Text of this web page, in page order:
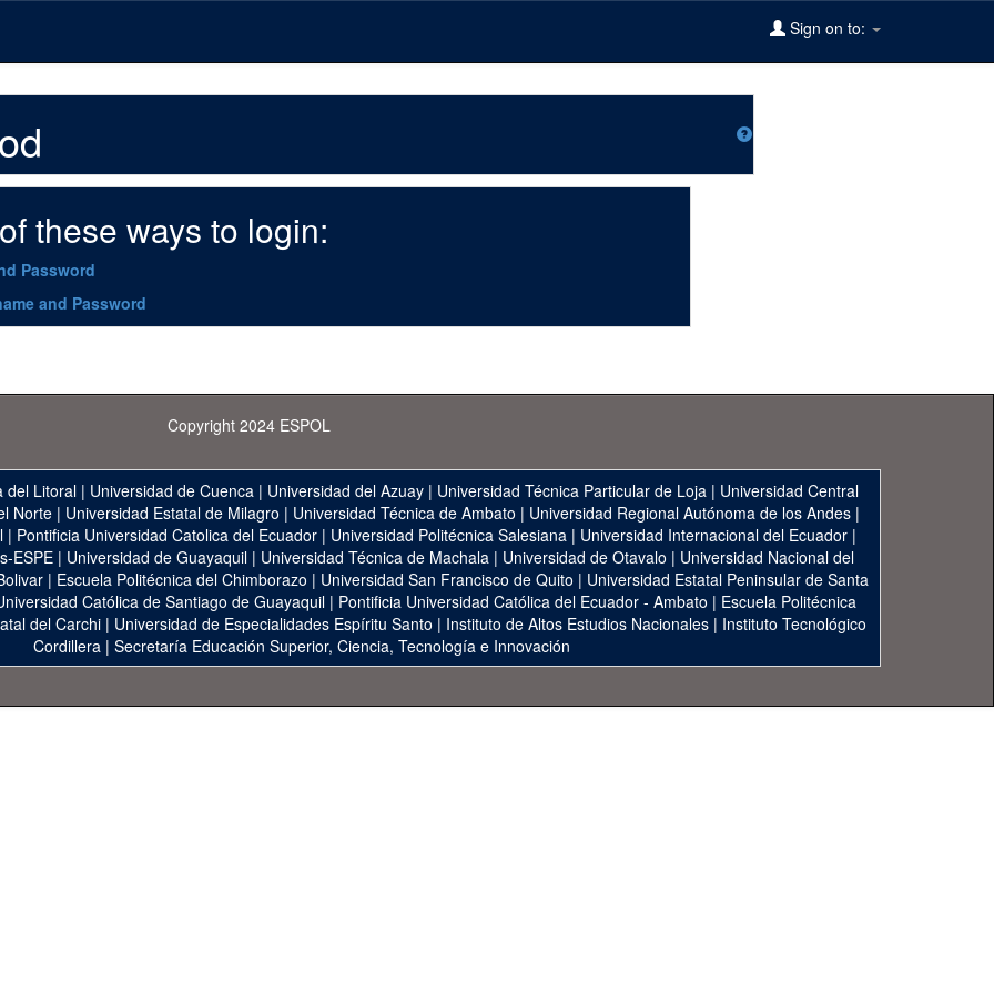
Sign on to:
these ways to login:
Password
and Password
Copyright 2024 ESPOL
del Litoral | Universidad de Cuenca | Universidad del Azuay | Universidad Técnica Particular de Loja | Universidad Central
Norte| Universidad Estatal de Milagro | Universidad Técnica de Ambato | Universidad Regional Autónoma de los Andes|
| Pontificia Universidad Catolica del Ecuador| Universidad Politécnica Salesiana| Universidad Internacional del Ecuador|
ESPE | Universidad de Guayaquil | Universidad Técnica de Machala | Universidad de Otavalo | Universidad Nacional del
| Escuela Politécnica del Chimborazo | Universidad San Francisco de Quito | Universidad Estatal Peninsular de Santa
Católica de Santiago de Guayaquil | Pontificia Universidad Católica del Ecuador - Ambato | Escuela Politécnica
del Carchi | Universidad de Especialidades Espíritu Santo | Instituto de Altos Estudios Nacionales | Instituto Tecnológico
Cordillera| Secretaría Educación Superior, Ciencia, Tecnología e Innovación